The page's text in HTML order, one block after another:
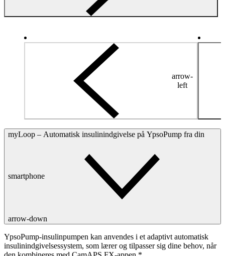
arrow-
left
myLoop – Automatisk insulinindgivelse på YpsoPump fra din
smartphone
arrow-down
YpsoPump-insulinpumpen kan anvendes i et adaptivt automatisk
insulinindgivelsessystem, som lærer og tilpasser sig dine behov, når